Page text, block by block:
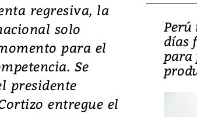
regresiva, la
solo
para el
Se
presidente
entregue el
Lula lanza su
con
de inversión
educación y
raras
Perú
días
para